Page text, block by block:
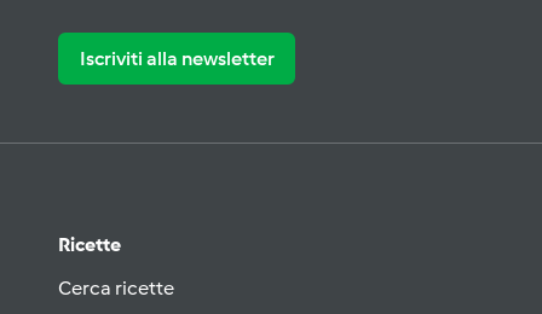
Iscriviti alla newsletter
Ricette
Cerca ricette